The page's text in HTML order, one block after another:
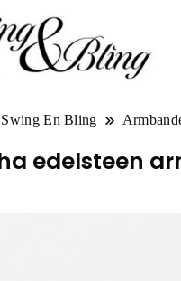
Swing En Bling
edelsteen